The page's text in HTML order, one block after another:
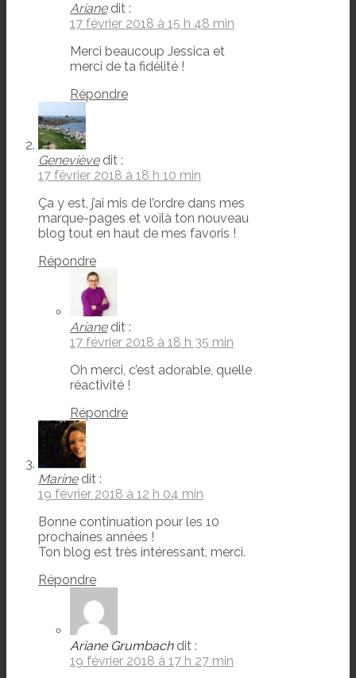
Ariane dit :
17 février 2018 à 15 h 48 min
Merci beaucoup Jessica et
merci de ta fidélité !
Répondre
Geneviève dit :
17 février 2018 à 18 h 10 min
Ça y est, j’ai mis de l’ordre dans mes
marque-pages et voilà ton nouveau
blog tout en haut de mes favoris !
Répondre
Ariane dit :
17 février 2018 à 18 h 35 min
Oh merci, c’est adorable, quelle
réactivité !
Répondre
Marine dit :
19 février 2018 à 12 h 04 min
Bonne continuation pour les 10
prochaines années !
Ton blog est très intéressant, merci.
Répondre
Ariane Grumbach dit :
19 février 2018 à 17 h 27 min